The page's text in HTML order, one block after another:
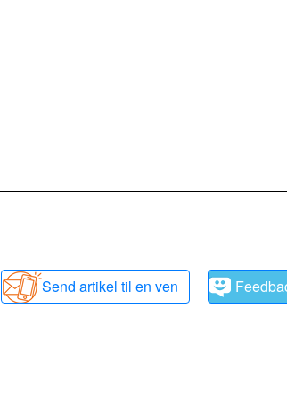
Send artikel til en ven